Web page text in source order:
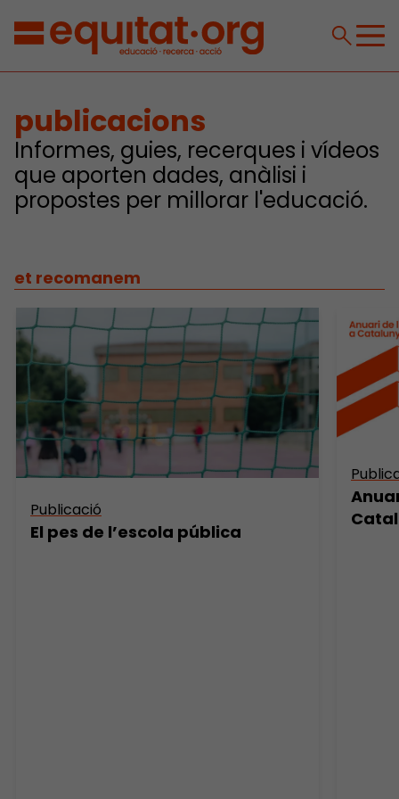
publicacions
Informes, guies, recerques i vídeos
que aporten dades, anàlisi i
propostes per millorar l'educació.
et recomanem
Publicació
El pes de l’escola pública